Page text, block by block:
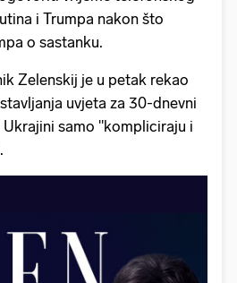
i Trumpa nakon što
o sastanku.
Zelenskij je u petak rekao
uvjeta za 30-dnevni
samo "kompliciraju i